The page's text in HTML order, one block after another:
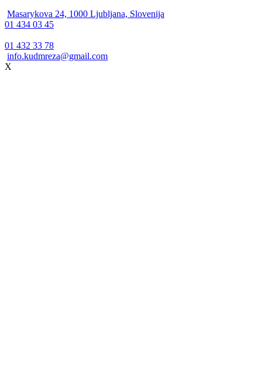
Masarykova 24, 1000 Ljubljana, Slovenija
01 434 03 45
01 432 33 78
info.kudmreza@gmail.com
X